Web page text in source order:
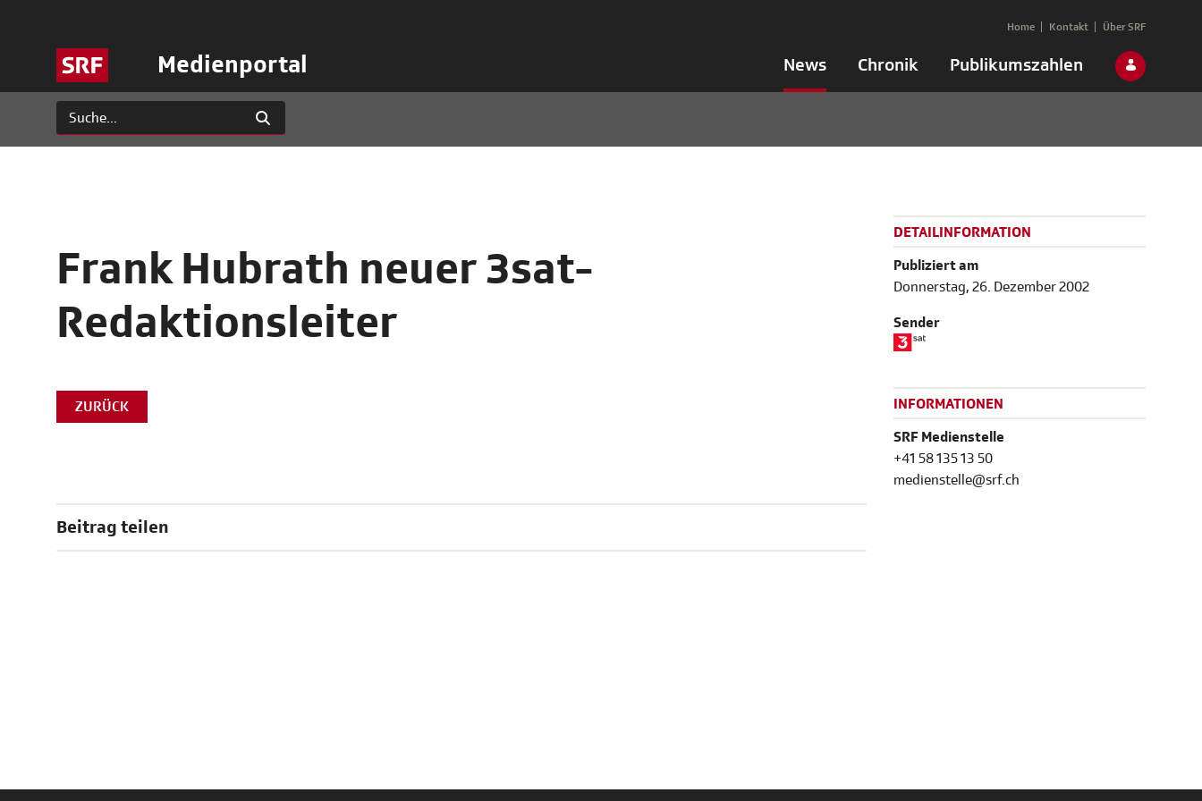
Medienportal News Chronik Publikumszahlen
Home Kontakt Über SRF
Frank Hubrath neuer 3sat-
Redaktionsleiter
ZURÜCK
Beitrag teilen
DETAILINFORMATION
Publiziert am
Donnerstag, 26. Dezember 2002
Sender
INFORMATIONEN
SRF Medienstelle
+41 58 135 13 50
medienstelle@srf.ch